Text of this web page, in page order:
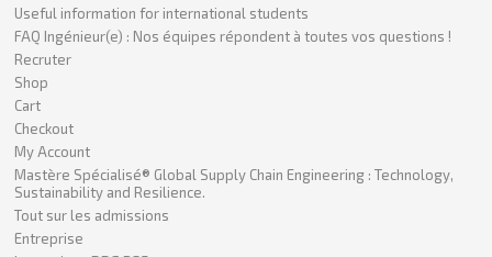
Useful information for international students
FAQ Ingénieur(e) : Nos équipes répondent à toutes vos questions !
Recruter
Shop
Cart
Checkout
My Account
Mastère Spécialisé® Global Supply Chain Engineering : Technology,
Sustainability and Resilience.
Tout sur les admissions
Entreprise